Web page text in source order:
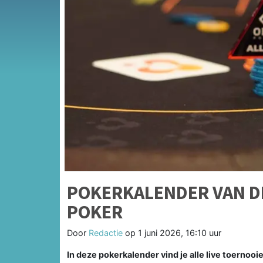
POKERKALENDER VAN
POKER
Door Redactie op 1 juni 2026, 16:10 uur
In deze pokerkalender vind je alle live